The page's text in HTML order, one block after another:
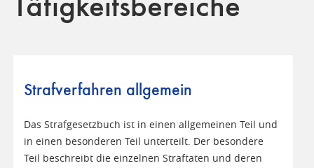
Tätigkeitsbereiche
Strafverfahren allgemein
Das Strafgesetzbuch ist in einen allgemeinen Teil und
in einen besonderen Teil unterteilt. Der besondere
Teil beschreibt die einzelnen Straftaten und deren